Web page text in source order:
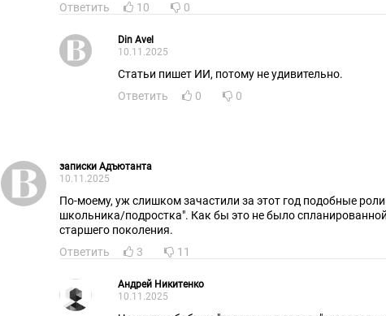
Ответить
10 0
Din Avel
10.11.2025
Статьи пишет ИИ, потому не удивительно.
Ответить
0 0
записки Адъютанта
10.11.2025
По-моему, уж слишком зачастили за этот год подобные
школьника/подростка". Как бы это не было
старшего поколения.
Ответить
3 11
Андрей Никитенко
10.11.2025